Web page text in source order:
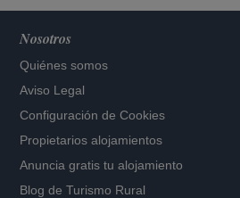
Nosotros
Quiénes somos
Aviso Legal
Configuración de Cookies
Propietarios alojamientos
Anuncia gratis tu alojamiento
Blog de Turismo Rural